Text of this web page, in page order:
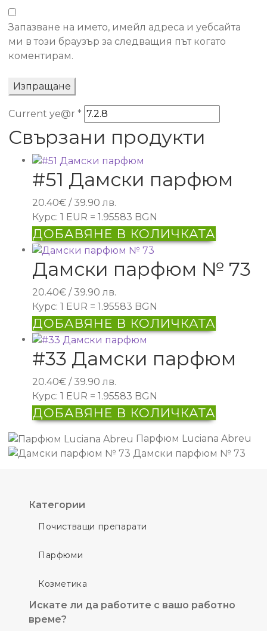
Запазване на името, имейл адреса и уебсайта
ми в този браузър за следващия път когато
коментирам.
Current ye@r *
Свързани продукти
#51 Дамски парфюм
20.40€ / 39.90 лв.
Курс: 1 EUR = 1.95583 BGN
ДОБАВЯНЕ В КОЛИЧКАТА
Дамски парфюм № 73
20.40€ / 39.90 лв.
Курс: 1 EUR = 1.95583 BGN
ДОБАВЯНЕ В КОЛИЧКАТА
#33 Дамски парфюм
20.40€ / 39.90 лв.
Курс: 1 EUR = 1.95583 BGN
ДОБАВЯНЕ В КОЛИЧКАТА
Парфюм Luciana Abreu
Дамски парфюм № 73
Категории
Почистващи препарати
Парфюми
Козметика
Искате ли да работите с вашо работно
време?